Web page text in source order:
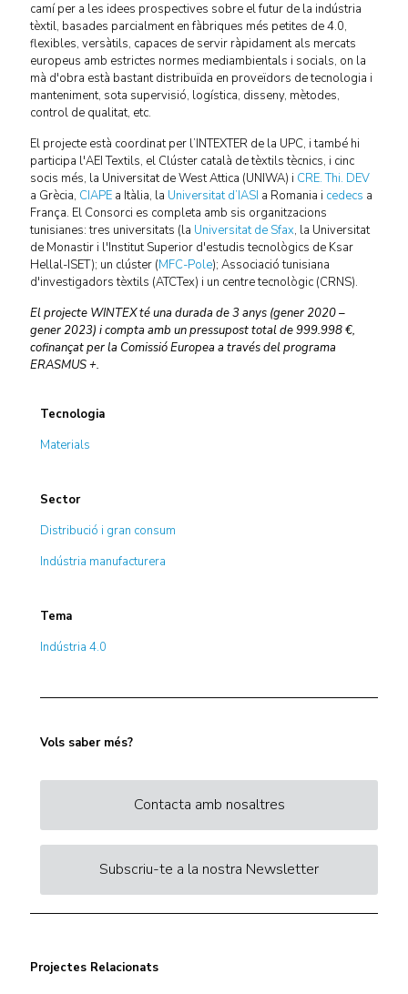
camí per a les idees prospectives sobre el futur de la indústria
tèxtil, basades parcialment en fàbriques més petites de 4.0,
flexibles, versàtils, capaces de servir ràpidament als mercats
europeus amb estrictes normes mediambientals i socials, on la
mà d'obra està bastant distribuïda en proveïdors de tecnologia i
manteniment, sota supervisió, logística, disseny, mètodes,
control de qualitat, etc.
El projecte està coordinat per l’INTEXTER de la UPC, i també hi
participa l'AEI Textils, el Clúster català de tèxtils tècnics, i cinc
socis més, la Universitat de West Attica (UNIWA) i CRE. Thi. DEV
a Grècia, CIAPE a Itàlia, la Universitat d’IASI a Romania i cedecs a
França. El Consorci es completa amb sis organitzacions
tunisianes: tres universitats (la Universitat de Sfax, la Universitat
de Monastir i l'Institut Superior d'estudis tecnològics de Ksar
Hellal-ISET); un clúster (MFC-Pole); Associació tunisiana
d'investigadors tèxtils (ATCTex) i un centre tecnològic (CRNS).
El projecte WINTEX té una durada de 3 anys (gener 2020 –
gener 2023) i compta amb un pressupost total de 999.998 €,
cofinançat per la Comissió Europea a través del programa
ERASMUS +.
Tecnologia
Materials
Sector
Distribució i gran consum
Indústria manufacturera
Tema
Indústria 4.0
Vols saber més?
Contacta amb nosaltres
Subscriu-te a la nostra Newsletter
Projectes Relacionats